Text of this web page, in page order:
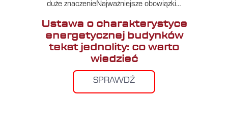
duże znaczenieNajważniejsze obowiązki…
Ustawa o charakterystyce
energetycznej budynków
tekst jednolity: co warto
wiedzieć
SPRAWDŹ